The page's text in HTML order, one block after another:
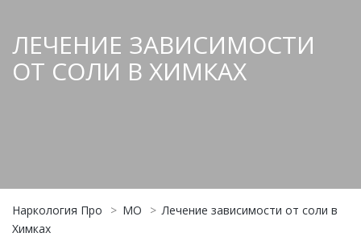
ЛЕЧЕНИЕ ЗАВИСИМОСТИ
ОТ СОЛИ В ХИМКАХ
Наркология Про > МО > Лечение зависимости от соли в
Химках